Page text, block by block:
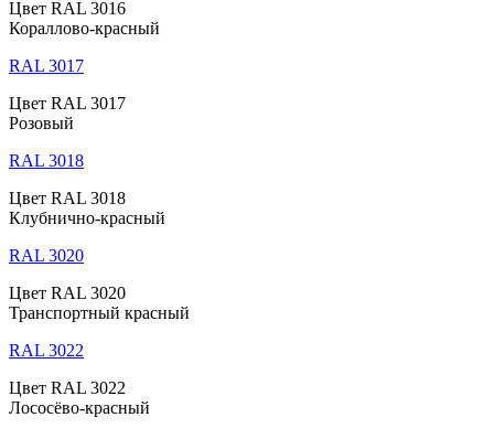
Цвет RAL 3016
Кораллово-красный
RAL 3017
Цвет RAL 3017
Розовый
RAL 3018
Цвет RAL 3018
Клубнично-красный
RAL 3020
Цвет RAL 3020
Транспортный красный
RAL 3022
Цвет RAL 3022
Лососёво-красный